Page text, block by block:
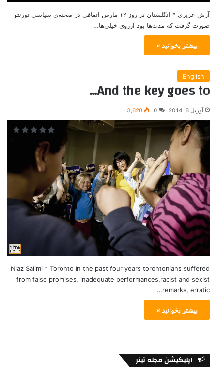
آرش عزیزی * انگلستان در روز ۱۲ مارس اتفاقی در صحنه‌ی سیاسی تورنتو
صورت گرفت که مدت‌ها بود آرزوی خیلی‌ها…
بیشتر بخوانید »
English
And the key goes to…
آوریل 8, 2014 0
3,828
Niaz Salimi * Toronto In the past four years torontonians suffered
from false promises, inadequate performances,racist and sexist
remarks, erratic…
بیشتر بخوانید »
اپلیکیشن مجله تیتر